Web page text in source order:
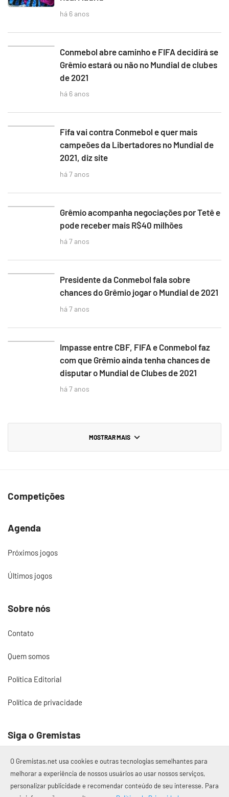
há 6 anos
Conmebol abre caminho e FIFA decidirá se
Grêmio estará ou não no Mundial de clubes
de 2021
há 6 anos
Fifa vai contra Conmebol e quer mais
campeões da Libertadores no Mundial de
2021, diz site
há 7 anos
Grêmio acompanha negociações por Tetê e
pode receber mais R$40 milhões
há 7 anos
Presidente da Conmebol fala sobre
chances do Grêmio jogar o Mundial de 2021
há 7 anos
Impasse entre CBF, FIFA e Conmebol faz
com que Grêmio ainda tenha chances de
disputar o Mundial de Clubes de 2021
há 7 anos
MOSTRAR MAIS
Competições
Agenda
Próximos jogos
Últimos jogos
Sobre nós
Contato
Quem somos
Política Editorial
Política de privacidade
Siga o Gremistas
© 2017 – 2026 Gremistas.net
O Gremistas.net usa cookies e outras tecnologias semelhantes para
melhorar a experiência de nossos usuários ao usar nossos serviços,
personalizar publicidade e recomendar conteúdo de seu interesse. Para